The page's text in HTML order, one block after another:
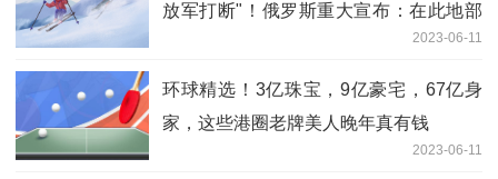
放军打断"！俄罗斯重大宣布：在此地部
2023-06-11
环球精选！3亿珠宝，9亿豪宅，67亿身
家，这些港圈老牌美人晚年真有钱
2023-06-11